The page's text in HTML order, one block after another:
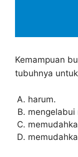
Kemampuan
tubuhnya
harum.
mengelabui